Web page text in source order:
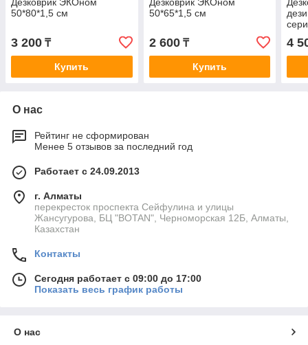
Дезковрик ЭКОном
50*80*1,5 см
3 200 ₸
Купить
Дезковрик ЭКОном
50*65*1,5 см
2 600₸
Купить
4
О нас
Рейтинг не сформирован
Менее 5 отзывов за последний год
Работает с 24.09.2013
г. Алматы
перекресток проспекта Сейфулина и улицы
Жансугурова, БЦ "BOTAN", Черноморская 12Б, Алматы,
Казахстан
Контакты
Сегодня работает с 09:00 до 17:00
Показать весь график работы
О нас